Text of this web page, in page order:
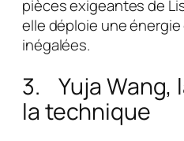
pièces exigeantes de
elle déploie une
inégalées.
3. Yuja Wang,
la technique